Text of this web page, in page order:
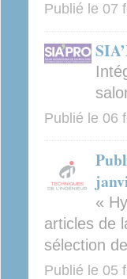
Publié le 07
Publié le 06
«
articles de
sélection
Publié le 05